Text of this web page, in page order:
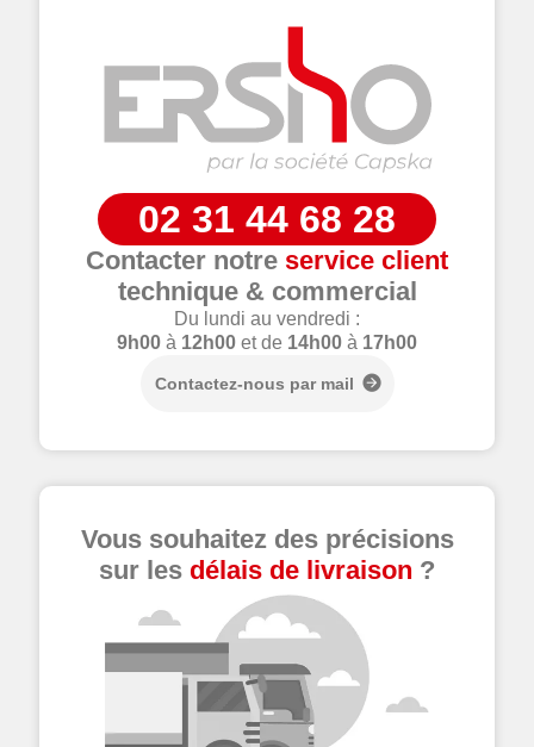
02 31 44 68 28
Contacter notre service client
technique & commercial
Du lundi au vendredi :
9h00 à 12h00 et de 14h00 à 17h00
Contactez-nous par mail
Vous souhaitez des précisions
sur les délais de livraison ?